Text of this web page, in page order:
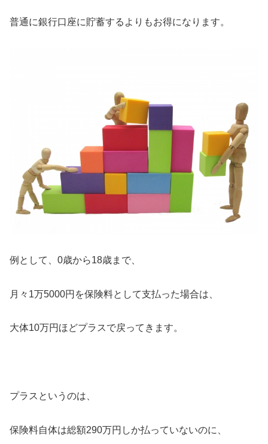
普通に銀行口座に貯蓄するよりもお得になります。
例として、0歳から18歳まで、
月々1万5000円を保険料として支払った場合は、
大体10万円ほどプラスで戻ってきます。
プラスというのは、
保険料自体は総額290万円しか払っていないのに、